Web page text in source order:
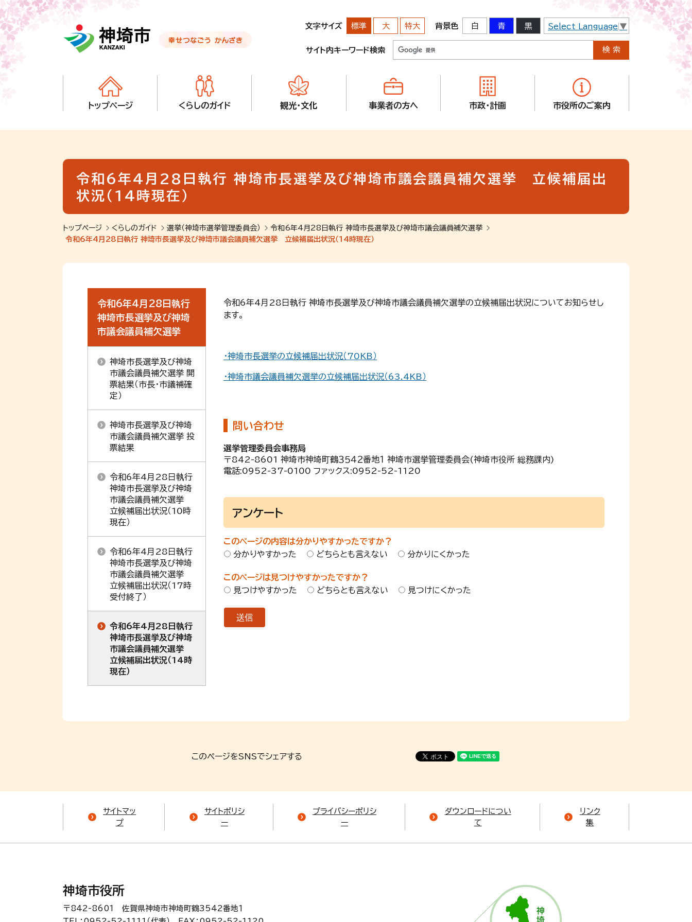
音声読み上げ用ナビゲーションです。
本文へ移動します
ページ最後（フッター）へ移動します
音声読み上げ用ナビゲーションはここまでです。
文字サイズ 標準 大 特大 背景色 白 青 黒 Select Language ▼
サイト内キーワード検索
トップページ くらしのガイド 観光・文化 事業者の方へ 市政・計画 市役所のご案内
令和6年4月28日執行 神埼市長選挙及び神埼市議会議員補欠選挙 立候補届出
状況（14時現在）
トップページ くらしのガイド 選挙（神埼市選挙管理委員会）
令和6年4月28日執行 神埼市長選挙及び神埼市議会議員補欠選挙
令和6年4月28日執行 神埼市長選挙及び神埼市議会議員補欠選挙 立候補届出状況（14時現在）
令和6年4月28日執行 神埼市長選挙及び神埼市議会議員補欠選挙の立候補届出状況についてお知らせし
ます。
・神埼市長選挙の立候補届出状況（70KB）
・神埼市議会議員補欠選挙の立候補届出状況（63.4KB）
問い合わせ
選挙管理委員会事務局
〒842-8601 神埼市神埼町鶴３５４２番地１ 神埼市選挙管理委員会(神埼市役所 総務課内)
電話:0952-37-0100 ファックス:0952-52-1120
アンケート
このページの内容は分かりやすかったですか？
分かりやすかった
どちらとも言えない 分かりにくかった
このページは見つけやすかったですか？
見つけやすかった
どちらとも言えない 見つけにくかった
令和6年4月28日執行
神埼市長選挙及び神埼
市議会議員補欠選挙
神埼市長選挙及び神埼
市議会議員補欠選挙 開
票結果（市長・市議補確
定）
神埼市長選挙及び神埼
市議会議員補欠選挙 投
票結果
令和6年4月28日執行
神埼市長選挙及び神埼
市議会議員補欠選挙
立候補届出状況（10時
現在）
令和6年4月28日執行
神埼市長選挙及び神埼
市議会議員補欠選挙
立候補届出状況（17時
受付終了）
令和6年4月28日執行
神埼市長選挙及び神埼
市議会議員補欠選挙
立候補届出状況（14時
現在）
このページをSNSでシェアする
サイトマッ
プ
サイトポリシ
ー
プライバシーポリシ
ー
ダウンロードについ
て
リンク
集
神埼市役所
〒842-8601 佐賀県神埼市神埼町鶴3542番地１